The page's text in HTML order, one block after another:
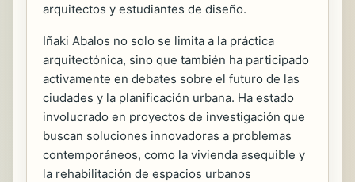
arquitectos y estudiantes de diseño.
Iñaki Abalos no solo se limita a la práctica
arquitectónica, sino que también ha participado
activamente en debates sobre el futuro de las
ciudades y la planificación urbana. Ha estado
involucrado en proyectos de investigación que
buscan soluciones innovadoras a problemas
contemporáneos, como la vivienda asequible y
la rehabilitación de espacios urbanos